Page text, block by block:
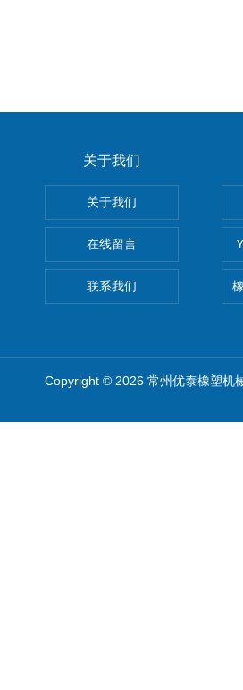
关于我们
关于我们
在线留言
联系我们
Copyright © 2026 常州优泰橡塑机